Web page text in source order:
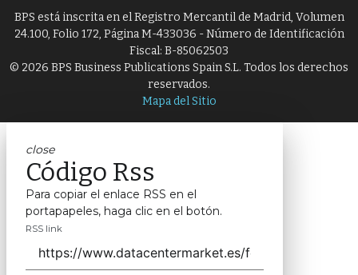
BPS está inscrita en el Registro Mercantil de Madrid, Volumen
24.100, Folio 172, Página M-433036 - Número de Identificación
Fiscal: B-85062503
© 2026 BPS Business Publications Spain S.L. Todos los derechos
reservados.
Mapa del Sitio
close
Código Rss
Para copiar el enlace RSS en el
portapapeles, haga clic en el botón.
RSS link